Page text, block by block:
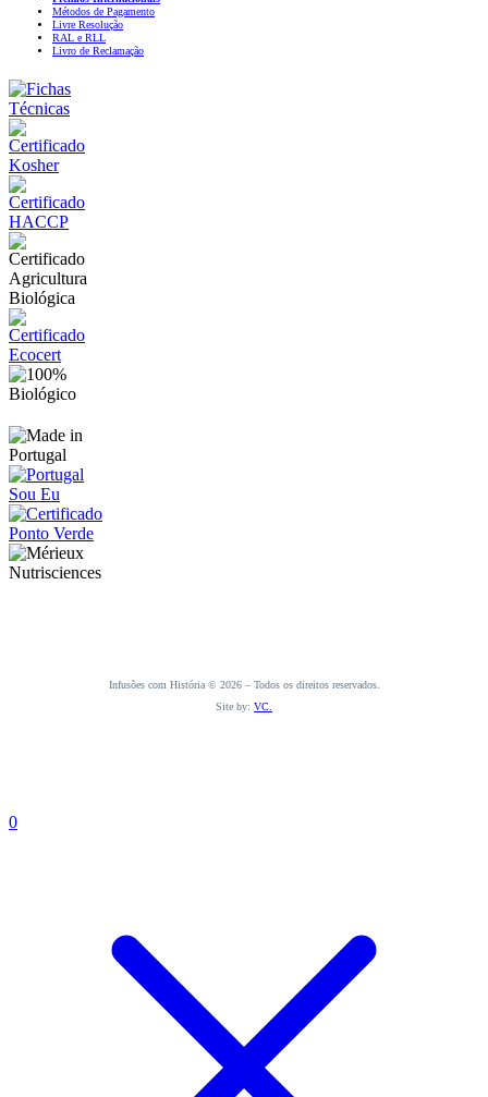
Métodos de Pagamento
Livre Resolução
RAL e RLL
Livro de Reclamação
Infusões com História © 2026 – Todos os direitos reservados.
Site by: VC.
0